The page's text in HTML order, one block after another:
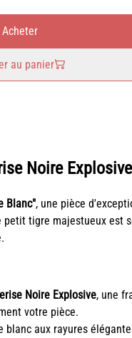
Acheter
au panier
Noire Explosive
Blanc", une pièce
tigre majestueux est
Noire Explosive, une
votre pièce.
blanc aux rayures